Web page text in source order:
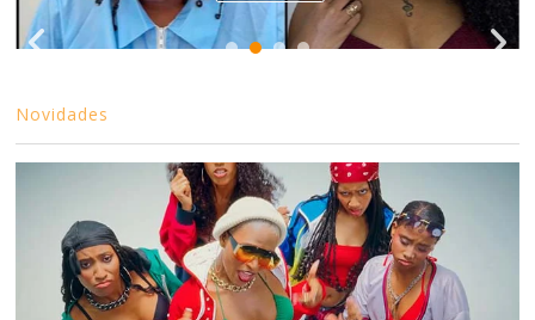
Novidades